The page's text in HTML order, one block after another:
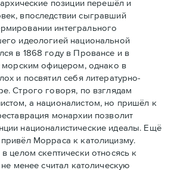
позиции перешёл и
впоследствии сыгравший
интегрального
идеологией национальной
в 1868 году в Провансе и в
морским офицером, однако в
и посвятил себя литературно-
Строго говоря, по взглядам
а националистом, но пришёл к
монархии позволит
националистические идеалы. Ещё
Морраса к католицизму.
целом скептически относясь к
менее считал католическую